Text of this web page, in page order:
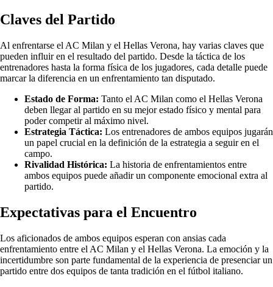
Claves del Partido
Al enfrentarse el AC Milan y el Hellas Verona, hay varias claves que
pueden influir en el resultado del partido. Desde la táctica de los
entrenadores hasta la forma física de los jugadores, cada detalle puede
marcar la diferencia en un enfrentamiento tan disputado.
Estado de Forma: Tanto el AC Milan como el Hellas Verona
deben llegar al partido en su mejor estado físico y mental para
poder competir al máximo nivel.
Estrategia Táctica: Los entrenadores de ambos equipos jugarán
un papel crucial en la definición de la estrategia a seguir en el
campo.
Rivalidad Histórica: La historia de enfrentamientos entre
ambos equipos puede añadir un componente emocional extra al
partido.
Expectativas para el Encuentro
Los aficionados de ambos equipos esperan con ansias cada
enfrentamiento entre el AC Milan y el Hellas Verona. La emoción y la
incertidumbre son parte fundamental de la experiencia de presenciar un
partido entre dos equipos de tanta tradición en el fútbol italiano.